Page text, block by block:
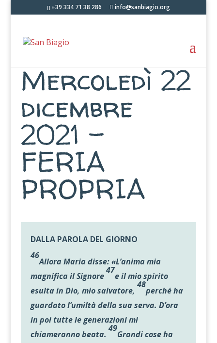
+39 334 71 38 286 info@sanbiagio.org
Mercoledì 22
dicembre
2021 –
FERIA
PROPRIA
DALLA PAROLA DEL GIORNO
46
Allora Maria disse: «L’anima mia
magnifica il Signore
47
e il mio spirito
esulta in Dio, mio salvatore,
48
perché ha
guardato l’umiltà della sua serva. D’ora
in poi tutte le generazioni mi
chiameranno beata.
49
Grandi cose ha